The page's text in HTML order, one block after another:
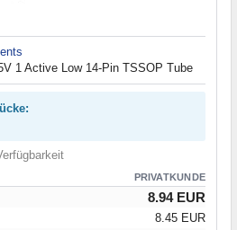
1 Active Low 14-Pin TSSOP Tube
PRIVATKUNDE
8.94 EUR
8.45 EUR